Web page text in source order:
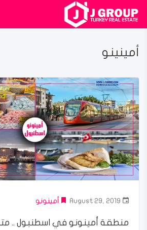
أمينينو
August 29, 2019 أمينونو
منطقة أمينونو في اسطنبول ..